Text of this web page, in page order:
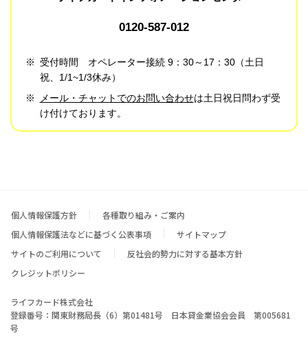
0120-587-012
※ 受付時間 オペレーター接続 9：30～17：30（土日
祝、1/1~1/3休み）
※
メール・チャットでのお問い合わせは土日祝日問わず受
け付けております。
個人情報保護方針
各種取り組み・ご案内
個人情報保護法などに基づく公表事項
サイトマップ
サイトのご利用について
反社会的勢力に対する基本方針
クレジットポリシー
ライフカード株式会社
登録番号：関東財務局長（6）第01481号 日本貸金業協会会員 第005681
号